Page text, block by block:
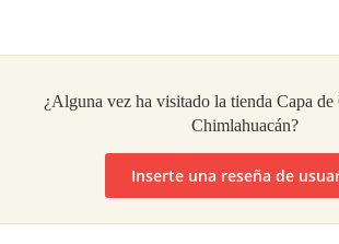
¿Alguna vez ha visitado la tienda Capa de
Chimlahuacán?
Inserte una reseña de